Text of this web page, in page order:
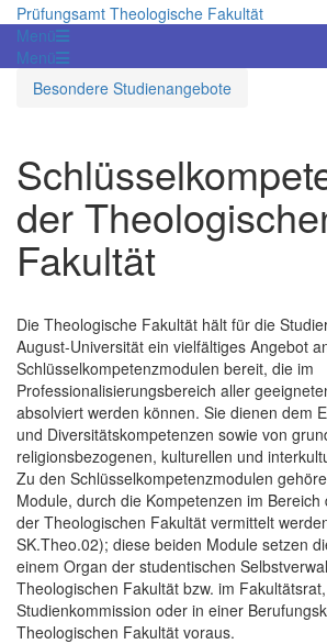
Prüfungsamt Theologische Fakultät
Menü
Menü
Besondere Studienangebote
der
Fakultät
Die Theologische Fakultät hält für die
August-Universität ein vielfältiges Angebot
Schlüsselkompetenzmodulen bereit, die im
Professionalisierungsbereich aller
absolviert werden können. Sie dienen dem
und Diversitätskompetenzen sowie von
religionsbezogenen, kulturellen und
Zu den Schlüsselkompetenzmodulen
Module, durch die Kompetenzen im Bereich
der Theologischen Fakultät vermittelt
SK.Theo.02); diese beiden Module setzen
einem Organ der studentischen
Theologischen Fakultät bzw. im
Studienkommission oder in einer
Theologischen Fakultät voraus.